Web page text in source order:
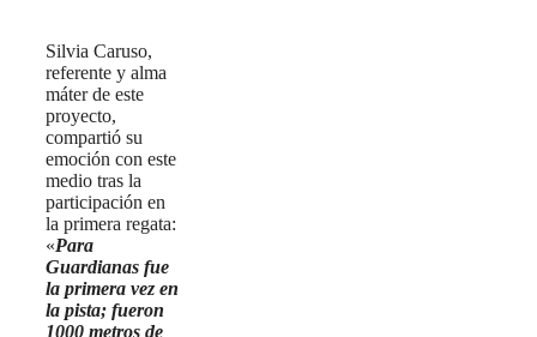
Silvia Caruso,
referente y alma
máter de este
proyecto,
compartió su
emoción con este
medio tras la
participación en
la primera regata:
«Para
Guardianas fue
la primera vez en
la pista; fueron
1000 metros de